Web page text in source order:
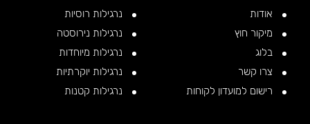
אודות
מיקור חוץ
בלוג
צרו קשר
רישום למועדון לקוחות
נרגילות רוסיות
נרגילות נירוסטה
נרגילות מיוחדות
נרגילות יוקרתיות
נרגילות קטנות